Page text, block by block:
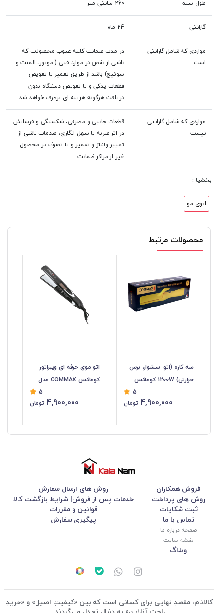
طول سیم 260 سانتی متر
گارانتی 24 ماه
مواردی که شامل گارانتی
است
در مدت ضمانت کلیه عیوب محصولات که
ناشی از نقص در موارد فنی ( موتور، المنت و
سوئیچ) باشد از طریق تعمیر یا تعویض
قطعات یدکی و یا تعویض دستگاه بدون
دریافت هرگونه هزینه ای برطرف خواهد شد.
مواردی که شامل گارانتی
نیست
قطعات جانبی و مصرفی، شکستگی و فرسایش
در اثر ضربه یا سهل انگاری، صدمات ناشی از
تغییر ولتاژ و تعمیر و یا تصرف در محصول
غیر از مراکز ضمانت.
بخشها :
اتوی مو
محصولات مرتبط
سه کاره (اتو، سشوار، برس
حرارتی) 1200W کوماکس
5
4,900,000 تومان
اتو موی حرفه ای ویبراتور
کوماکس COMMAX مدل
5
4,900,000 تومان
فروش همکاران
روش های ارسال سفارش
روش های پرداخت
خدمات پس از فروش| شرایط بازگشت کالا
ثبت شکایات
قوانین و مقررات
تماس با ما
صفحه درباره ما
نقشه سایت
پیگیری سفارش
وبلاگ
کالانام، مقصدِ نهایی برای کسانی است که بین «کیفیتِ اصیل» و «خریدِ